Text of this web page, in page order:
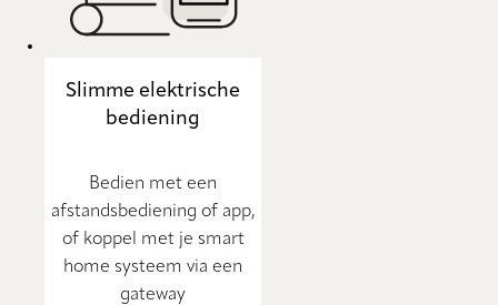
Slimme elektrische
bediening
Bedien met een
afstandsbediening of app,
of koppel met je smart
home systeem via een
gateway